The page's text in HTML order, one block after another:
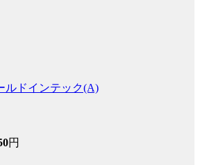
ルドインテック(A)
円